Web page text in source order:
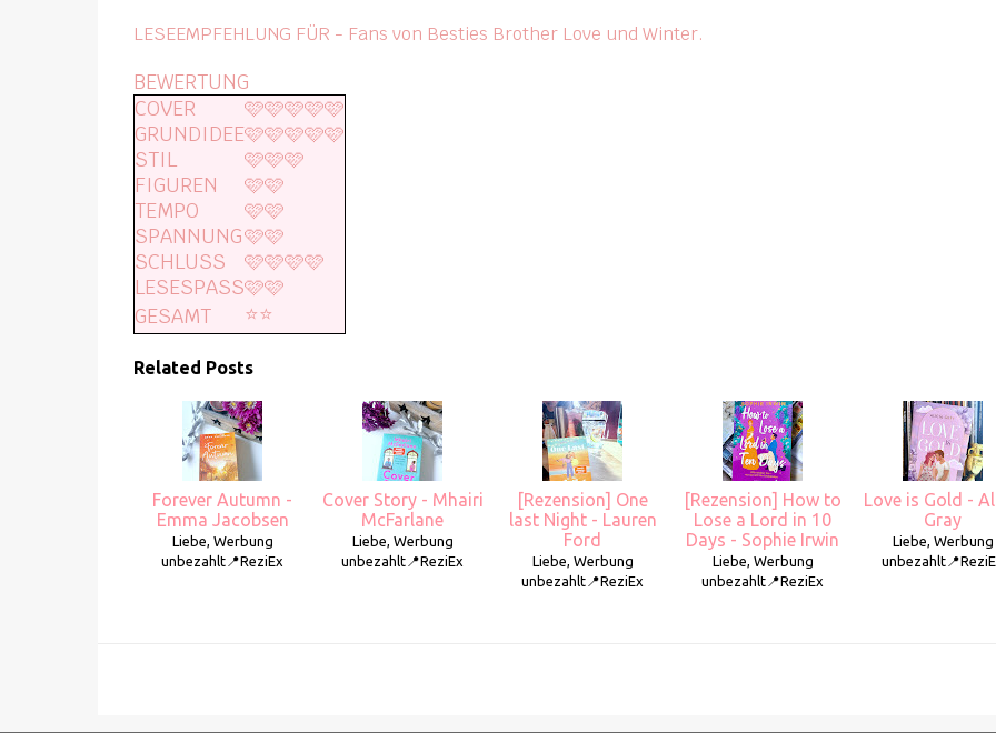
LESEEMPFEHLUNG FÜR - Fans von Besties Brother Love und Winter.
BEWERTUNG
COVER
🩷🩷🩷🩷🩷
GRUNDIDEE🩷🩷🩷🩷🩷
STIL
🩷🩷🩷
FIGUREN
🩷🩷
TEMPO
🩷🩷
SPANNUNG🩷🩷
SCHLUSS
🩷🩷🩷🩷
LESESPASS🩷🩷
GESAMT
⭐️⭐️
Related Posts
Forever Autumn -
Emma Jacobsen
Liebe, Werbung
unbezahlt📍ReziEx
Cover Story - Mhairi
McFarlane
Liebe, Werbung
unbezahlt📍ReziEx
[Rezension] One
last Night - Lauren
Ford
Liebe, Werbung
unbezahlt📍ReziEx
[Rezension] How to
Lose a Lord in 10
Days - Sophie Irwin
Liebe, Werbung
unbezahlt📍ReziEx
Love is Gold -
Gray
Liebe, Werbung